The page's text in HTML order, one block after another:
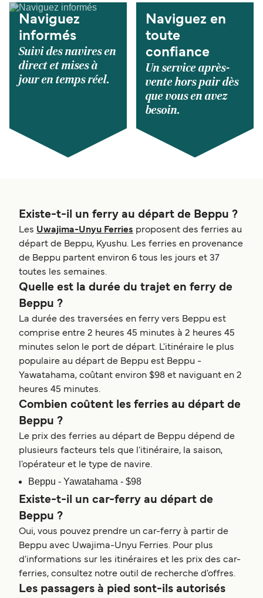
Naviguez
informés
Suivi des navires en
direct et mises à
jour en temps réel.
Naviguez en
toute
confiance
Un service après-
vente hors pair dès
que vous en avez
besoin.
Existe-t-il un ferry au départ de Beppu ?
Les Uwajima-Unyu Ferries proposent des ferries au
départ de Beppu, Kyushu. Les ferries en provenance
de Beppu partent environ 6 tous les jours et 37
toutes les semaines.
Quelle est la durée du trajet en ferry de
Beppu ?
La durée des traversées en ferry vers Beppu est
comprise entre 2 heures 45 minutes à 2 heures 45
minutes selon le port de départ. L'itinéraire le plus
populaire au départ de Beppu est Beppu -
Yawatahama, coûtant environ $98 et naviguant en 2
heures 45 minutes.
Combien coûtent les ferries au départ de
Beppu ?
Le prix des ferries au départ de Beppu dépend de
plusieurs facteurs tels que l'itinéraire, la saison,
l'opérateur et le type de navire.
Beppu - Yawatahama - $98
Existe-t-il un car-ferry au départ de
Beppu ?
Oui, vous pouvez prendre un car-ferry à partir de
Beppu avec Uwajima-Unyu Ferries. Pour plus
d'informations sur les itinéraires et les prix des car-
ferries, consultez notre outil de recherche d'offres.
Les passagers à pied sont-ils autorisés